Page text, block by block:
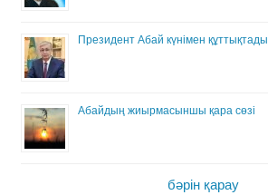
Президент Абай күнімен құттықтады
Абайдың жиырмасыншы қара сөзі
бәрін қарау